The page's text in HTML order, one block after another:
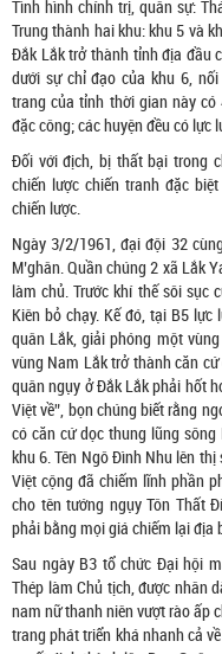
Tình hình chính trị, quân sự:
Trung thành hai khu: khu 5 và
Đắk Lắk trở thành tỉnh địa đầu
dưới sự chỉ đạo của khu 6,
trang của tỉnh thời gian này
đặc công; các huyện đều có lực
Đối với địch, bị thất bại trong
chiến lược chiến tranh đặc
chiến lược.
Ngày 3/2/1961, đại đội 32
M’ghân. Quần chúng 2 xã Lắk
làm chủ. Trước khí thế sôi sục
Kiên bỏ chạy. Kế đó, tại B5
quân Lắk, giải phóng một
vùng Nam Lắk trở thành căn
quân ngụy ở Đắk Lắk phải hốt
Việt về”, bọn chúng biết rằng
có căn cứ dọc thung lũng
khu 6. Tên Ngô Đình Nhu lên
Việt cộng đã chiếm lĩnh phần
cho tên tướng ngụy Tôn Thất
phải bằng mọi giá chiếm lại địa
Sau ngày B3 tổ chức Đại hội
Thép làm Chủ tịch, được nhân
nam nữ thanh niên vượt rào ấp
trang phát triển khá nhanh cả